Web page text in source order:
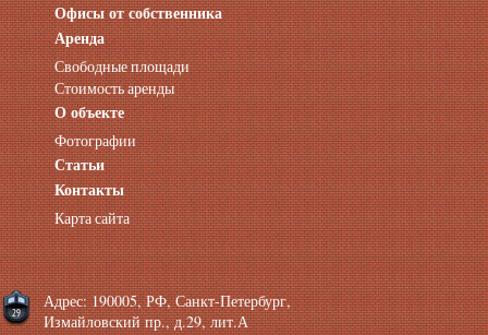
Офисы от собственника
Аренда нежилых помещений
Аренда помещений от собственника
Аренда конференц-зала СПб
Офисы у метро
Офисы в Адмиралтейском районе
Помещения с отдельным входом
Небольшие офисы
Аренда офиса около метро
Снять помещение у метро
Аренда помещений у метро
Аренда помещений район Адмиралтейский
Аренда офиса Технологический институт
Аренда помещений Фрунзенская
Аренда
Свободные площади
Стоимость аренды
О объекте
Фотографии
Статьи
Контакты
Карта сайта
Адрес: 190005, РФ, Санкт-Петербург,
Измайловский пр., д.29, лит.А